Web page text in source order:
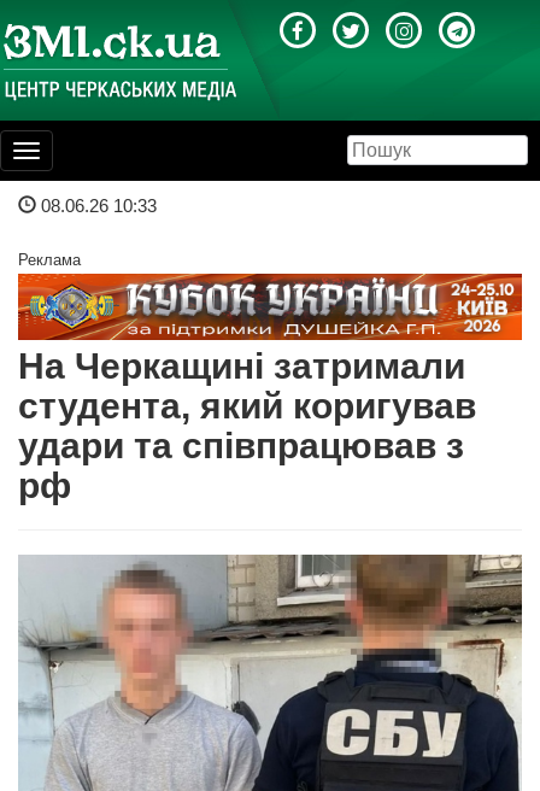
Toggle
navigation
08.06.26 10:33
Реклама
На Черкащині затримали
студента, який коригував
удари та співпрацював з
рф